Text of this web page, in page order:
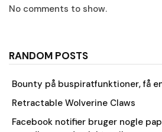
No comments to show.
RANDOM POSTS
Bounty på buspiratfunktioner, få
Retractable Wolverine Claws
Facebook notifier bruger nogle